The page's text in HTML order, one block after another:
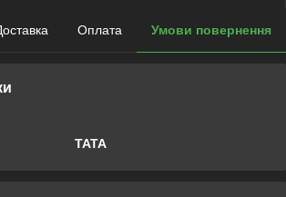
Оплата Умови повернення
TATA